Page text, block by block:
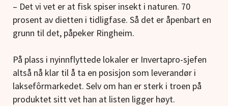
– Det vi vet er at fisk spiser insekt i naturen. 70
prosent av dietten i tidligfase. Så det er åpenbart en
grunn til det, påpeker Ringheim.
På plass i nyinnflyttede lokaler er Invertapro-sjefen
altså nå klar til å ta en posisjon som leverandør i
laksefôrmarkedet. Selv om han er sterk i troen på
produktet sitt vet han at listen ligger høyt.